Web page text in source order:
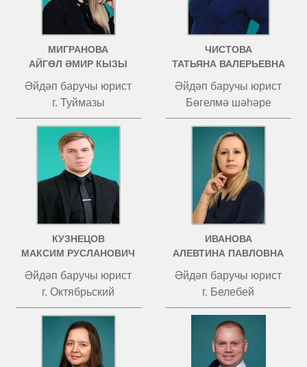
МИГРАНОВА
АЙГӨЛ ӘМИР КЫЗЫ
Әйдәп баручы юрист
г. Туймазы
ЧИСТОВА
ТАТЬЯНА ВАЛЕРЬЕВНА
Әйдәп баручы юрист
Бөгелмә шәһәре
КУЗНЕЦОВ
МАКСИМ РУСЛАНОВИЧ
Әйдәп баручы юрист
г. Октябрьский
ИВАНОВА
АЛЕВТИНА ПАВЛОВНА
Әйдәп баручы юрист
г. Белебей